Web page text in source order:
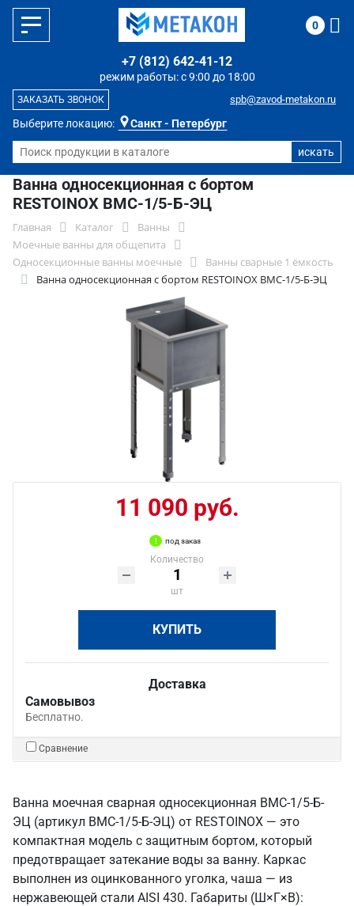
Выберите локацию: Санкт - Петербург
режим работы: с 9:00 до 18:00
+7 (812) 642-41-12
spb@zavod-metakon.ru
ЗАКАЗАТЬ ЗВОНОК
0
Ванна односекционная с бортом
RESTOINOX ВМС-1/5-Б-ЭЦ
Главная Каталог
Ванны
Моечные ванны для общепита
Односекционные ванны моечные
Ванны сварные 1 ёмкость
Ванна односекционная с бортом RESTOINOX ВМС-1/5-Б-ЭЦ
11 090 руб.
под заказ
Количество
шт
КУПИТЬ
Доставка
Самовывоз
Бесплатно.
Сравнение
Ванна моечная сварная односекционная ВМС-1/5-Б-
ЭЦ (артикул ВМС-1/5-Б-ЭЦ) от RESTOINOX — это
компактная модель с защитным бортом, который
предотвращает затекание воды за ванну. Каркас
выполнен из оцинкованного уголка, чаша — из
нержавеющей стали AISI 430. Габариты (Ш×Г×В):